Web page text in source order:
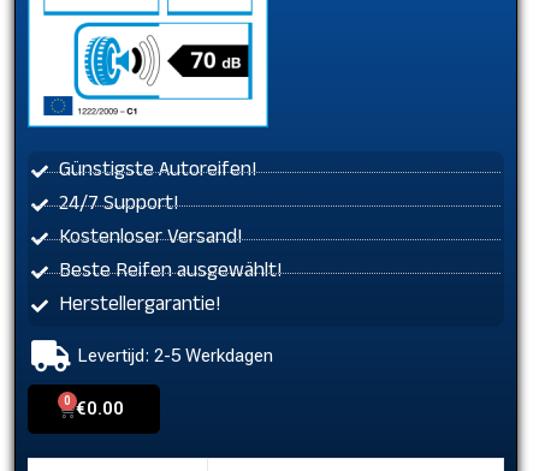
Günstigste Autoreifen!
24/7 Support!
Kostenloser Versand!
Beste Reifen ausgewählt!
Herstellergarantie!
Levertijd: 2-5 Werkdagen
€0.00
0
Cart